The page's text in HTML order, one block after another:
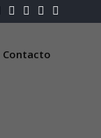
Contacto